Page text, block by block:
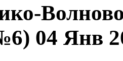
04 Янв